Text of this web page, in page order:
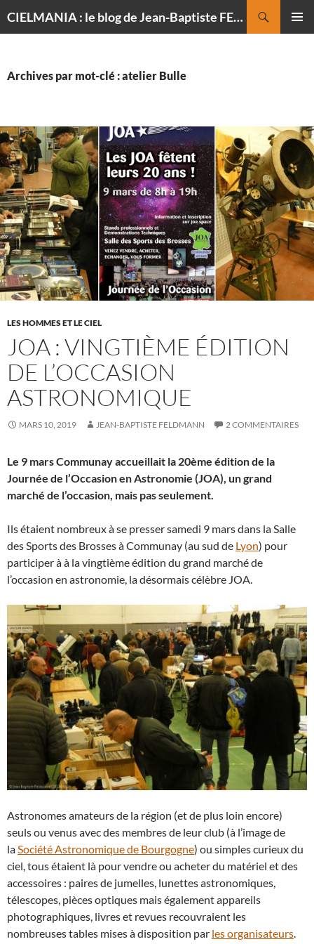
CIELMANIA : le blog de Jean-Baptiste FELDMANN, photographe du ciel
Archives par mot-clé : atelier Bulle
LES HOMMES ET LE CIEL
JOA : VINGTIÈME ÉDITION
DE L’OCCASION
ASTRONOMIQUE
MARS 10, 2019 JEAN-BAPTISTE FELDMANN 2 COMMENTAIRES
Le 9 mars Communay accueillait la 20ème édition de la
Journée de l’Occasion en Astronomie (JOA), un grand
marché de l’occasion, mais pas seulement.
Ils étaient nombreux à se presser samedi 9 mars dans la Salle
des Sports des Brosses à Communay (au sud de Lyon) pour
participer à à la vingtième édition du grand marché de
l’occasion en astronomie, la désormais célèbre JOA.
Astronomes amateurs de la région (et de plus loin encore)
seuls ou venus avec des membres de leur club (à l’image de
laSociété Astronomique de Bourgogne) ou simples curieux du
ciel, tous étaient là pour vendre ou acheter du matériel et des
accessoires : paires de jumelles, lunettes astronomiques,
télescopes, pièces optiques mais également appareils
photographiques, livres et revues recouvraient les
nombreuses tables mises à disposition par les organisateurs.